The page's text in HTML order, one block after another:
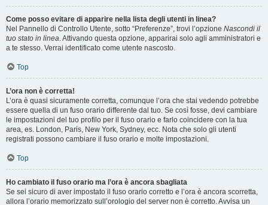
Come posso evitare di apparire nella lista degli utenti in linea?
Nel Pannello di Controllo Utente, sotto “Preferenze”, trovi l’opzione Nascondi il
tuo stato in linea. Attivando questa opzione, apparirai solo agli amministratori e
a te stesso. Verrai identificato come utente nascosto.
Top
L’ora non è corretta!
L’ora è quasi sicuramente corretta, comunque l’ora che stai vedendo potrebbe
essere quella di un fuso orario differente dal tuo. Se così fosse, devi cambiare
le impostazioni del tuo profilo per il fuso orario e farlo coincidere con la tua
area, es. London, Paris, New York, Sydney, ecc. Nota che solo gli utenti
registrati possono cambiare il fuso orario e molte impostazioni.
Top
Ho cambiato il fuso orario ma l’ora è ancora sbagliata
Se sei sicuro di aver impostato il fuso orario corretto e l’ora è ancora scorretta,
allora l’orario memorizzato sull’orologio del server non è corretto. Avvisa un